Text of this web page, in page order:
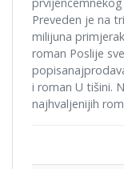
Preveden je na
milijuna
roman Poslije
i roman U tišini.
najhvaljenijih